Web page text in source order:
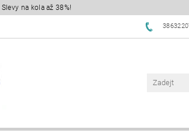
na kola až 38%!